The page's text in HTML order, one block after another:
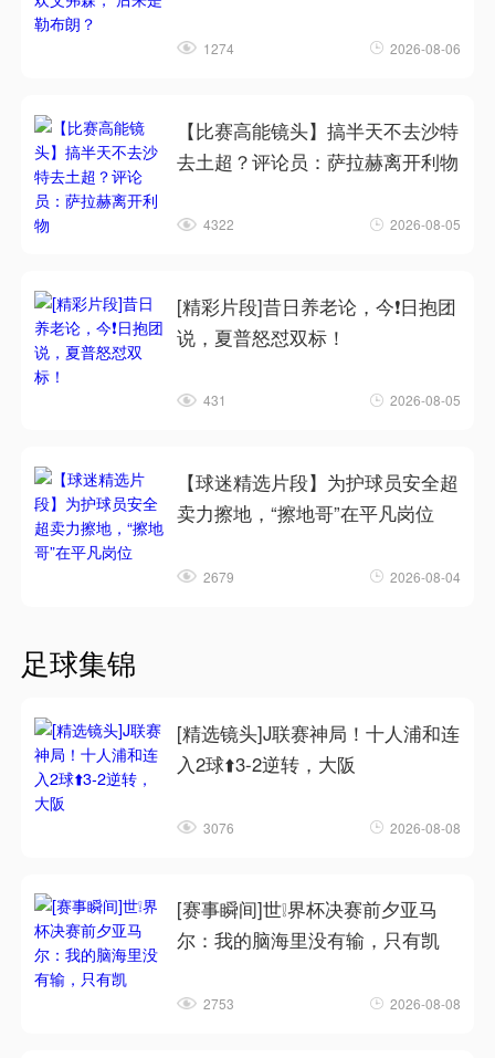
1274 2026-08-06
【比赛高能镜头】搞半天不去沙特
去土超？评论员：萨拉赫离开利物
4322 2026-08-05
[精彩片段]昔日养老论，今❗日抱团
说，夏普怒怼双标！
431 2026-08-05
【球迷精选片段】为护球员安全超
卖力擦地，“擦地哥”在平凡岗位
2679 2026-08-04
足球集锦
[精选镜头]J联赛神局！十人浦和连
入2球⬆️3‑2逆转，大阪
3076 2026-08-08
[赛事瞬间]世❕界杯决赛前夕亚马
尔：我的脑海里没有输，只有凯
2753 2026-08-08